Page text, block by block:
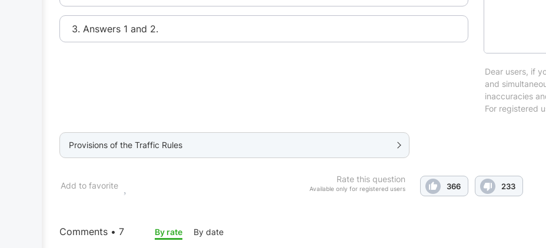
3. Answers 1 and 2.
Dear users, if
and
inaccuracies
For registered
Provisions of the Traffic Rules
Rate this question
Available only for registered users 366 233
Add to favorite
Comments • 7 By rate By date